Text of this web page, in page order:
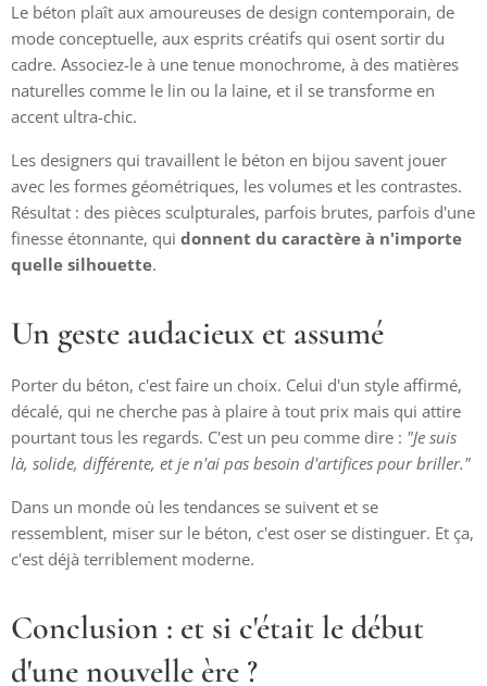
Le béton plaît aux amoureuses de design contemporain, de
mode conceptuelle, aux esprits créatifs qui osent sortir du
cadre. Associez-le à une tenue monochrome, à des matières
naturelles comme le lin ou la laine, et il se transforme en
accent ultra-chic.
Les designers qui travaillent le béton en bijou savent jouer
avec les formes géométriques, les volumes et les contrastes.
Résultat : des pièces sculpturales, parfois brutes, parfois d'une
finesse étonnante, qui donnent du caractère à n'importe
quelle silhouette.
Un geste audacieux et assumé
Porter du béton, c'est faire un choix. Celui d'un style affirmé,
décalé, qui ne cherche pas à plaire à tout prix mais qui attire
pourtant tous les regards. C'est un peu comme dire : "Je suis
là, solide, différente, et je n'ai pas besoin d'artifices pour briller."
Dans un monde où les tendances se suivent et se
ressemblent, miser sur le béton, c'est oser se distinguer. Et ça,
c'est déjà terriblement moderne.
Conclusion : et si c'était le début
d'une nouvelle ère ?